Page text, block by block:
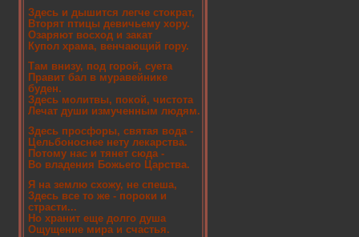
Здесь и дышится легче стократ,
Вторят птицы девичьему хору.
Озаряют восход и закат
Купол храма, венчающий гору.
Там внизу, под горой, суета
Правит бал в муравейнике
буден.
Здесь молитвы, покой, чистота
Лечат души измученным людям.
Здесь просфоры, святая вода -
Цельбоноснее нету лекарства.
Потому нас и тянет сюда -
Во владения Божьего Царства.
Я на землю схожу, не спеша,
Здесь все то же - пороки и
страсти...
Но хранит еще долго душа
Ощущение мира и счастья.